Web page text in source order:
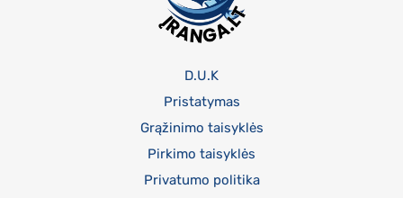
D.U.K
Pristatymas
Grąžinimo taisyklės
Pirkimo taisyklės
Privatumo politika